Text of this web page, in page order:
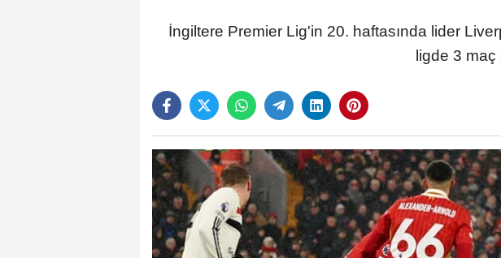
İngiltere Premier Lig'in 20. haftasında lider
ligde 3 maç